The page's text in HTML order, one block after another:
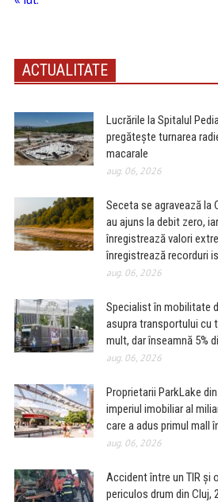
ACTUALITATE
Lucrările la Spitalul
pregătește turnarea
macarale
aug. 06, 2026
Seceta se agravează la
au ajuns la debit zero,
înregistrează valori
înregistrează recorduri
aug. 06, 2026
Specialist în mobilitate
asupra transportului cu
mult, dar înseamnă 5%
aug. 06, 2026
Proprietarii ParkLake
imperiul imobiliar al
care a adus primul mall
aug. 06, 2026
Accident între un TIR și
periculos drum din Cluj,